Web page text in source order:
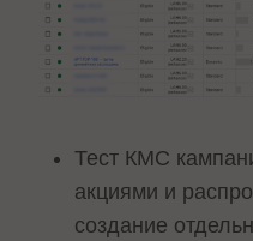
Тест КМС
акциями и
создание